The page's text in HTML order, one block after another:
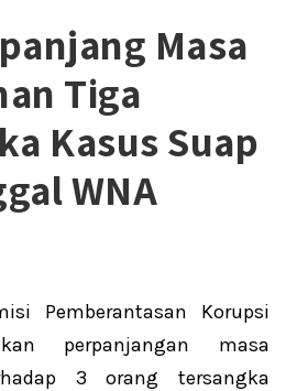
Masa
Tiga
Kasus Suap
WNA
Pemberantasan Korupsi
perpanjangan masa
3 orang tersangka